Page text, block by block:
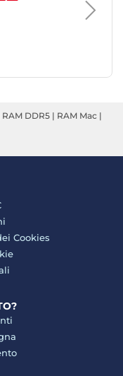
RAM PC
RAM DDR5 | RAM Mac |
Cookies